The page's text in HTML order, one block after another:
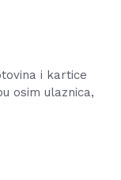
i kartice
osim ulaznica,